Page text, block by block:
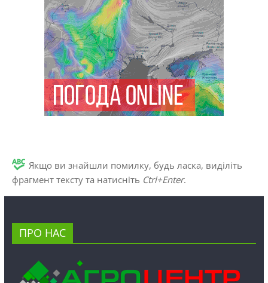
Якщо ви знайшли помилку, будь ласка, виділіть
фрагмент тексту та натисніть Ctrl+Enter.
ПРО НАС